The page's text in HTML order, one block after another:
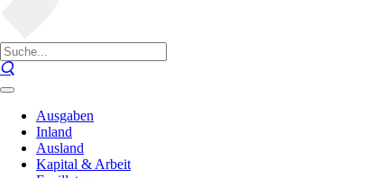
Ausgaben
Inland
Ausland
Kapital & Arbeit